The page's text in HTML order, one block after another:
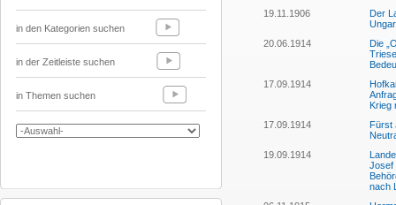
in den Kategorien suchen
in der Zeitleiste suchen
in Themen suchen
19.11.1906
Der
20.06.1914
Die
17.09.1914
Krieg
17.09.1914
Fürst
19.09.1914
Josef
nach